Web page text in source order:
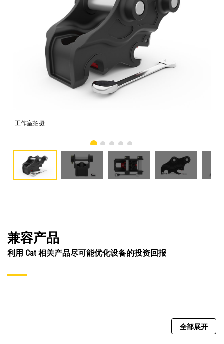
工作室拍摄
兼容产品
利用 Cat 相关产品尽可能优化设备的投资回报
全部展开